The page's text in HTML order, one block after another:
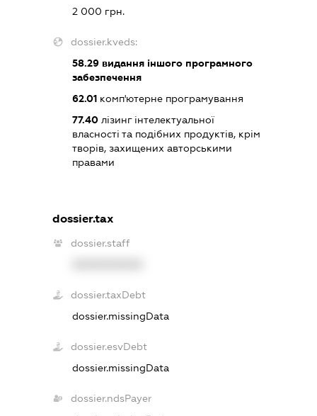
2 000 грн.
dossier.kveds:
58.29 видання іншого програмного
забезпечення
62.01 комп'ютерне програмування
77.40 лізинг інтелектуальної
власності та подібних продуктів, крім
творів, захищених авторськими
правами
dossier.tax
dossier.staff
dossier.taxDebt
dossier.missingData
dossier.esvDebt
dossier.missingData
dossier.ndsPayer